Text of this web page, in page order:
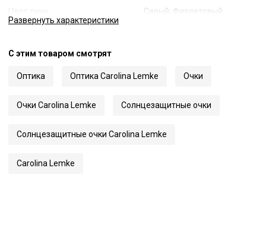
Цвет линз
Серый; Фиолетовый
Длина заушника
145
Развернуть характеристики
С этим товаром смотрят
Оптика Оптика Carolina Lemke Очки
Очки Carolina Lemke Солнцезащитные очки
Солнцезащитные очки Carolina Lemke
Carolina Lemke